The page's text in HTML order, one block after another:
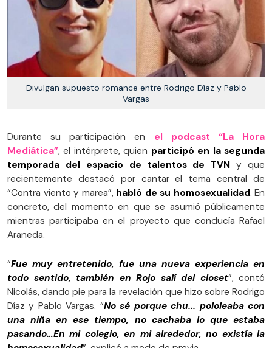
Divulgan supuesto romance entre Rodrigo Díaz y Pablo
Vargas
Durante su participación en el podcast “La Hora
Mediática”, el intérprete, quien participó en la segunda
temporada del espacio de talentos de TVN y que
recientemente destacó por cantar el tema central de
“Contra viento y marea”, habló de su homosexualidad. En
concreto, del momento en que se asumió públicamente
mientras participaba en el proyecto que conducía Rafael
Araneda.
“Fue muy entretenido, fue una nueva experiencia en
todo sentido, también en Rojo salí del closet”, contó
Nicolás, dando pie para la revelación que hizo sobre Rodrigo
Díaz y Pablo Vargas. “No sé porque chu... pololeaba con
una niña en ese tiempo, no cachaba lo que estaba
pasando…En mi colegio, en mi alrededor, no existía la